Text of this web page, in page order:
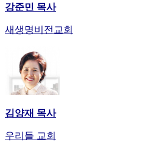
강준민 목사
새생명비전교회
김양재 목사
우리들 교회